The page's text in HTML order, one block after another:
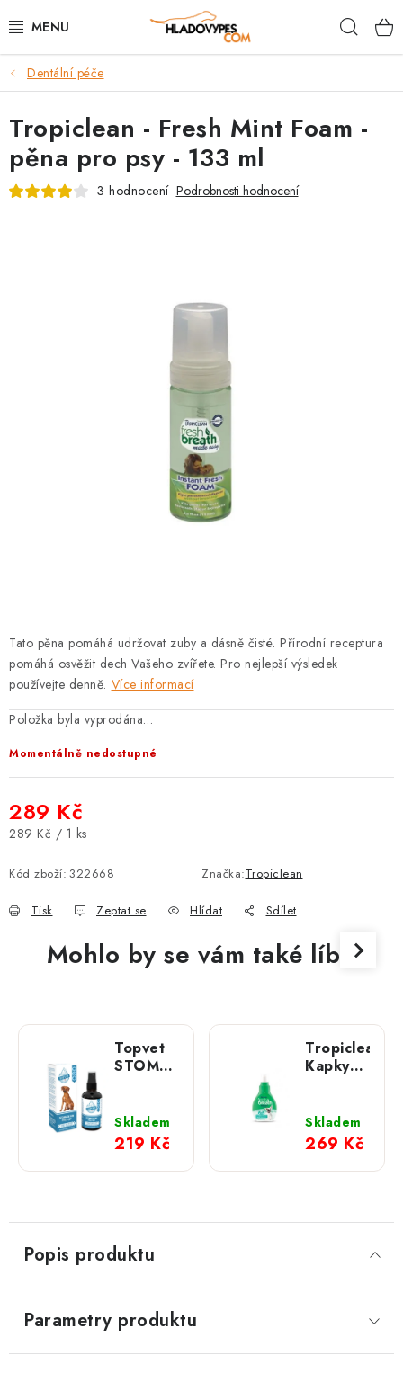
na
POTŘEBY PRO PSY
TAMI PŘEPRAVNÍ BOXY
SPORT SE PSEM
Podmínky ochrany osobních údajů
Zásady použivání souboru cookies
FAQ
Dentální péče
Tato pěna pomáhá udržovat zuby a dásně čisté. Přírodní receptura
pomáhá osvěžit dech Vašeho zvířete. Pro nejlepší výsledek
používejte denně. Více informací
Položka byla vyprodána…
Momentálně nedostupné
289 Kč
Měrná cena:
289 Kč / 1 ks
Kód zboží: 322668 Značka:Tropiclean
Tisk Zeptat se Hlídat Sdílet
Tropiclean - Fresh Mint Foam -
pěna pro psy - 133 ml
3 hodnocení Podrobnosti hodnocení
Mohlo by se vám také líbit
Topvet
STOMACLEAN
Skladem
219 Kč
Tropiclean
Kapky
dech 65
ml
Skladem
269 Kč
Popis produktu
Parametry produktu